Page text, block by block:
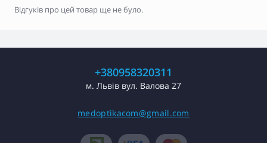
Відгуків про цей товар ще не було.
+380958320311
м. Львів вул. Валова 27
medoptikacom@gmail.com